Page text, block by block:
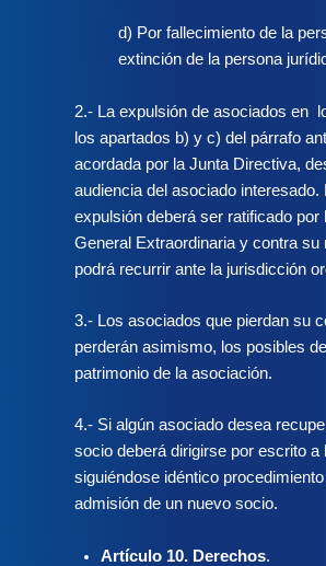
d) Por fallecimiento de la
extinción de la persona
2.- La expulsión de asociados en
los apartados b) y c) del párrafo
acordada por la Junta Directiva,
audiencia del asociado interesado.
expulsión deberá ser ratificado por
General Extraordinaria y contra su
podrá recurrir ante la jurisdicción
3.- Los asociados que pierdan su
perderán asimismo, los posibles
patrimonio de la asociación.
4.- Si algún asociado desea
socio deberá dirigirse por escrito a
siguiéndose idéntico
admisión de un nuevo socio.
Artículo 10. Derechos.